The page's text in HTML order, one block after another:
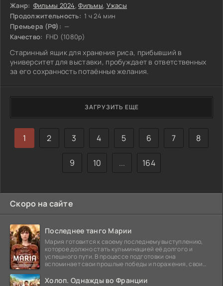
Жанр: Фильмы 2024,Фильмы, Ужасы
Продолжительность: 1 ч 24 мин
Премьера (РФ): —
Качество: FHD (1080p)
Старинный ящик для хранения риса, прибывший в
университет для выставки, пробуждает в ответственных
за его сохранность потаённые желания.
ЗАГРУЗИТЬ ЕЩЕ
1 2 3 4 5 6 7 8
9 10 ... 164
Скоро на сайте
Последнее танго Марии
Мария готовится к своему последнему выступлению,
которое должно стать кульминацией её долгого и
успешного пути. В процессе подготовки она
вспоминает свои прошлые победы и поражения, свои
Холоп. Однажды во Франции